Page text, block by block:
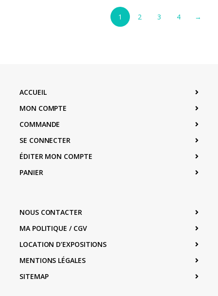
1 2 3 4 →
ACCUEIL
MON COMPTE
COMMANDE
SE CONNECTER
ÉDITER MON COMPTE
PANIER
NOUS CONTACTER
MA POLITIQUE / CGV
LOCATION D’EXPOSITIONS
MENTIONS LÉGALES
SITEMAP